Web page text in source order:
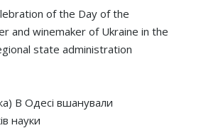
of the Day of the
and winemaker of Ukraine in the
state administration
В Одесі вшанували
науки